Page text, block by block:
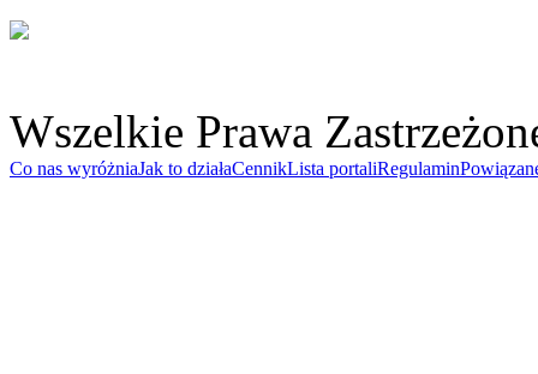
Wszelkie Prawa
Co nas wyróżniaJak to działaCennikLista portaliRegulamin